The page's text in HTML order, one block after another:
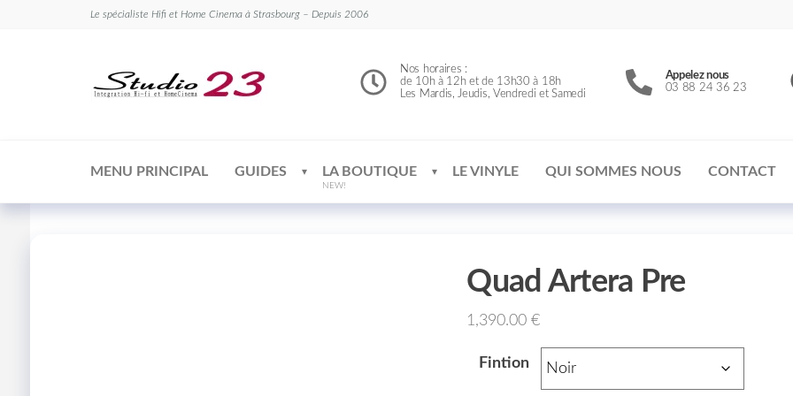
Le spécialiste Hifi et Home Cinema à Strasbourg – Depuis 2006
Nos horaires :
de 10h à 12h et de 13h30 à 18h
Les Mardis, Jeudis, Vendredi et Samedi
Appelez nous
03 88 24 36 23
MENU PRINCIPAL GUIDES LA BOUTIQUE
NEW!
LE VINYLE QUI SOMMES NOUS CONTACT
Quad Artera Pre
1,390.00€
Fintion